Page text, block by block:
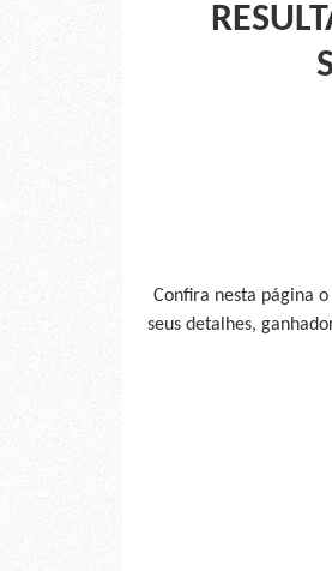
Confira nesta página
seus detalhes,